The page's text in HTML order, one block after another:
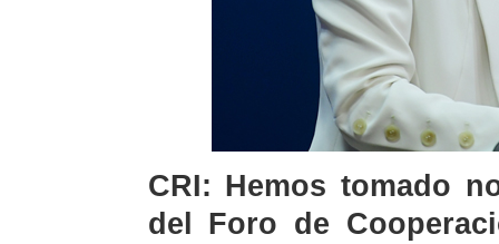
CRI: Hemos tomado
del Foro de